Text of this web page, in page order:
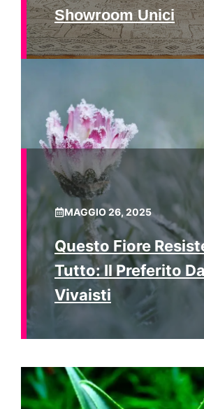
Showroom Unici
MAGGIO 26, 2025
Questo Fiore
Tutto: Il Preferito
Vivaisti